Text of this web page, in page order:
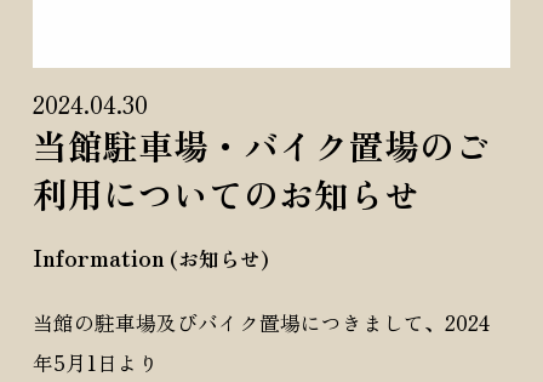
2024.04.30
当館駐車場・バイク置場のご
利用についてのお知らせ
Information (お知らせ)
当館の駐車場及びバイク置場につきまして、2024
年5月1日より